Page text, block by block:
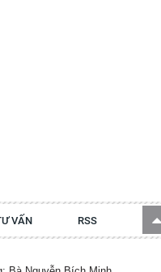
VẤN RSS